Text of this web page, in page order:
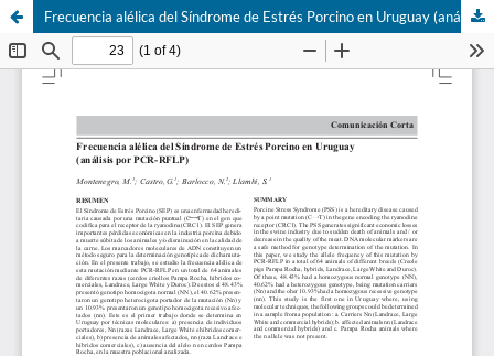
Frecuencia alélica del Síndrome de Estrés Porcino en Uruguay (análisis por PCR-RFLP)